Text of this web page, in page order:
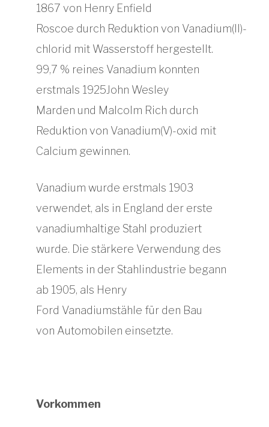
1867 von Henry Enfield
Roscoe durch Reduktion von Vanadium(II)-
chlorid mit Wasserstoff hergestellt.
99,7 % reines Vanadium konnten
erstmals 1925John Wesley
Marden und Malcolm Rich durch
Reduktion von Vanadium(V)-oxid mit
Calcium gewinnen.
Vanadium wurde erstmals 1903
verwendet, als in England der erste
vanadiumhaltige Stahl produziert
wurde. Die stärkere Verwendung des
Elements in der Stahlindustrie begann
ab 1905, als Henry
Ford Vanadiumstähle für den Bau
von Automobilen einsetzte.
Vorkommen